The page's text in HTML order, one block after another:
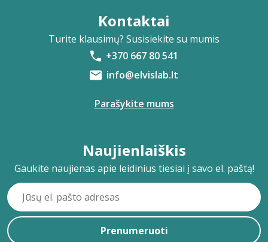
Kontaktai
Turite klausimų? Susisiekite su mumis
+370 667 80 541
info@elvislab.lt
Parašykite mums
Naujienlaiškis
Gaukite naujienas apie leidinius tiesiai į savo el. paštą!
Prenumeruoti